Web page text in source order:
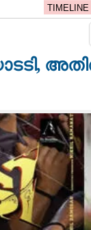
TIMELINE